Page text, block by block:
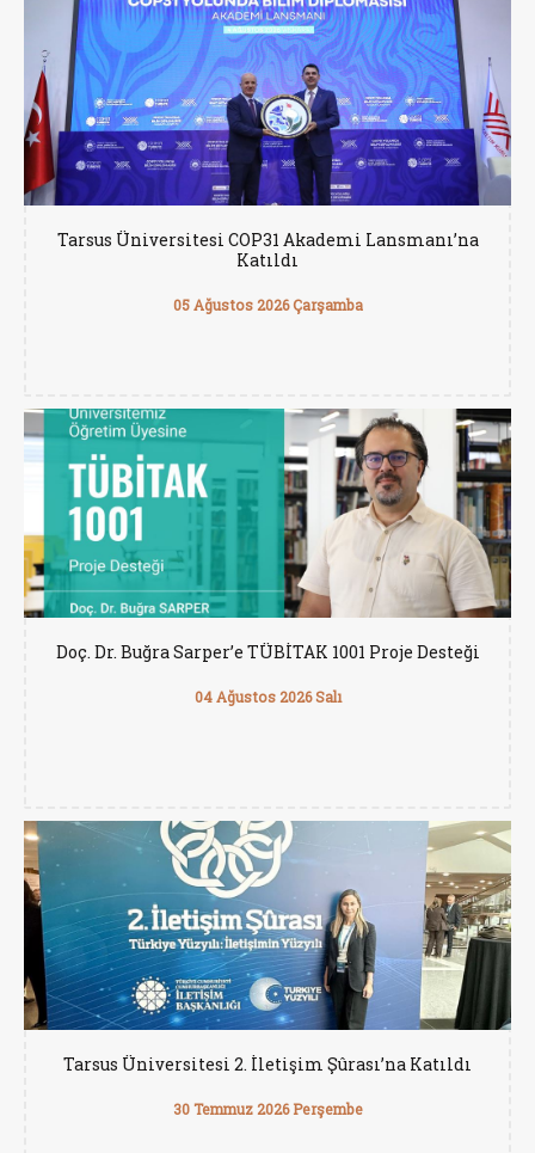
Tarsus Üniversitesi COP31 Akademi Lansmanı’na
Katıldı
05 Ağustos 2026 Çarşamba
Doç. Dr. Buğra Sarper’e TÜBİTAK 1001 Proje Desteği
04 Ağustos 2026 Salı
Tarsus Üniversitesi 2. İletişim Şûrası’na Katıldı
30 Temmuz 2026 Perşembe